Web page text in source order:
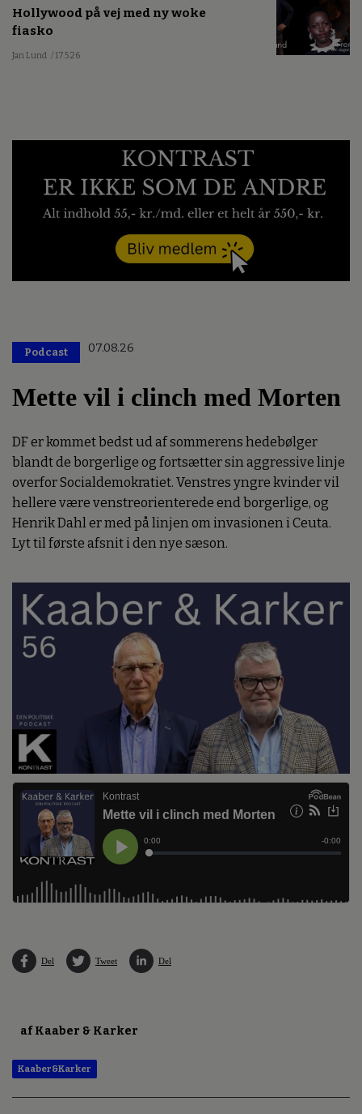
Hollywood på vej med ny woke
fiasko
Jan Lund / 17.5.26
Podcast 07.08.26
Mette vil i clinch med Morten
DF er kommet bedst ud af sommerens hedebølger
blandt de borgerlige og fortsætter sin aggressive linje
overfor Socialdemokratiet. Venstres yngre kvinder vil
hellere være venstreorienterede end borgerlige, og
Henrik Dahl er med på linjen om invasionen i Ceuta.
Lyt til første afsnit i den nye sæson.
Del Tweet Del
af Kaaber & Karker
Kaaber&Karker